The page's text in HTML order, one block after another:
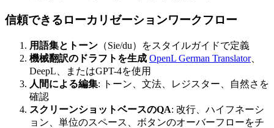
信頼できるローカリゼーションワークフロー
用語集とトーン （Sie/du）をスタイルガイドで定義
機械翻訳のドラフトを生成 OpenL German Translator、
DeepL、またはGPT-4を使用
人間による編集: トーン、文法、レジスター、自然さを
確認
スクリーンショットベースのQA: 改行、ハイフネーシ
ョン、単位のスペース、ボタンのオーバーフローをチ